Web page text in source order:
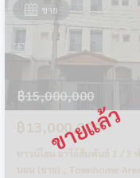
ขาย
฿15,000,000
฿13,000,000
ทาวน์โฮม อารีย์สัมพันธ์ 3 / 3
นอน (ขาย) , Townhome